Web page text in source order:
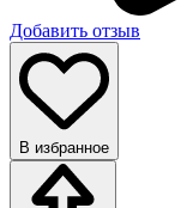
Добавить отзыв
В избранное